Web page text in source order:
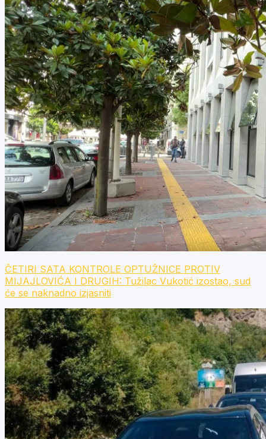
ČETIRI SATA KONTROLE OPTUŽNICE PROTIV
MIJAJLOVIĆA I DRUGIH: Tužilac Vukotić izostao, sud
će se naknadno izjasniti